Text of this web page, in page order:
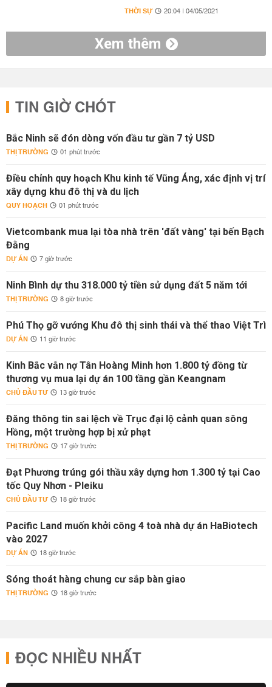
THỜI SỰ 20:04 | 04/05/2021
Xem thêm
TIN GIỜ CHÓT
Bắc Ninh sẽ đón dòng vốn đầu tư gần 7 tỷ USD
THỊ TRƯỜNG 01 phút trước
Điều chỉnh quy hoạch Khu kinh tế Vũng Áng, xác định vị trí
xây dựng khu đô thị và du lịch
QUY HOẠCH 01 phút trước
Vietcombank mua lại tòa nhà trên 'đất vàng' tại bến Bạch
Đằng
DỰ ÁN 7 giờ trước
Ninh Bình dự thu 318.000 tỷ tiền sử dụng đất 5 năm tới
THỊ TRƯỜNG 8 giờ trước
Phú Thọ gỡ vướng Khu đô thị sinh thái và thể thao Việt Trì
DỰ ÁN 11 giờ trước
Kinh Bắc vẫn nợ Tân Hoàng Minh hơn 1.800 tỷ đồng từ
thương vụ mua lại dự án 100 tầng gần Keangnam
CHỦ ĐẦU TƯ 13 giờ trước
Đăng thông tin sai lệch về Trục đại lộ cảnh quan sông
Hồng, một trường hợp bị xử phạt
THỊ TRƯỜNG 17 giờ trước
Đạt Phương trúng gói thầu xây dựng hơn 1.300 tỷ tại Cao
tốc Quy Nhơn - Pleiku
CHỦ ĐẦU TƯ 18 giờ trước
Pacific Land muốn khởi công 4 toà nhà dự án HaBiotech
vào 2027
DỰ ÁN 18 giờ trước
Sóng thoát hàng chung cư sắp bàn giao
THỊ TRƯỜNG 18 giờ trước
ĐỌC NHIỀU NHẤT